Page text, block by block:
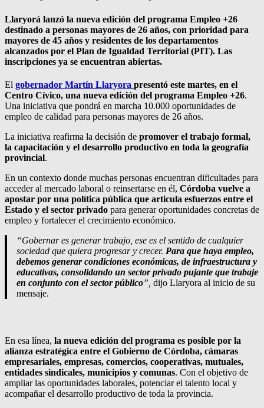
Llaryorá lanzó la nueva edición del programa Empleo +26
destinado a personas mayores de 26 años, con prioridad para
mayores de 45 años y residentes de los departamentos
alcanzados por el Plan de Igualdad Territorial (PIT). Las
inscripciones ya se encuentran abiertas.
El gobernador Martín Llaryora presentó este martes, en el
Centro Cívico, una nueva edición del programa Empleo +26.
Una iniciativa que pondrá en marcha 10.000 oportunidades de
empleo de calidad para personas mayores de 26 años.
La iniciativa reafirma la decisión de promover el trabajo formal,
la capacitación y el desarrollo productivo en toda la geografía
provincial.
En un contexto donde muchas personas encuentran dificultades para
acceder al mercado laboral o reinsertarse en él, Córdoba vuelve a
apostar por una política pública que articula esfuerzos entre el
Estado y el sector privado para generar oportunidades concretas de
empleo y fortalecer el crecimiento económico.
“Gobernar es generar trabajo, ese es el sentido de cualquier
sociedad que quiera progresar y crecer. Para que haya empleo,
debemos generar condiciones económicas, de infraestructura y
educativas, consolidando un sector privado pujante que trabaje
en conjunto con el sector público”, dijo Llaryora al inicio de su
mensaje.
En esa línea, la nueva edición del programa es posible por la
alianza estratégica entre el Gobierno de Córdoba, cámaras
empresariales, empresas, comercios, cooperativas, mutuales,
entidades sindicales, municipios y comunas. Con el objetivo de
ampliar las oportunidades laborales, potenciar el talento local y
acompañar el desarrollo productivo de toda la provincia.